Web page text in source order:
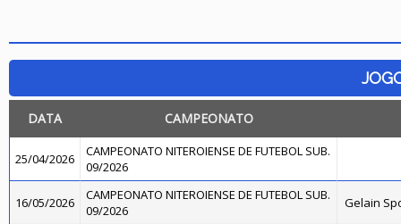
DATA CAMPEONATO
25/04/2026
CAMPEONATO NITEROIENSE DE FUTEBOL SUB.
09/2026
16/05/2026
CAMPEONATO NITEROIENSE DE FUTEBOL SUB.
09/2026
Gelain